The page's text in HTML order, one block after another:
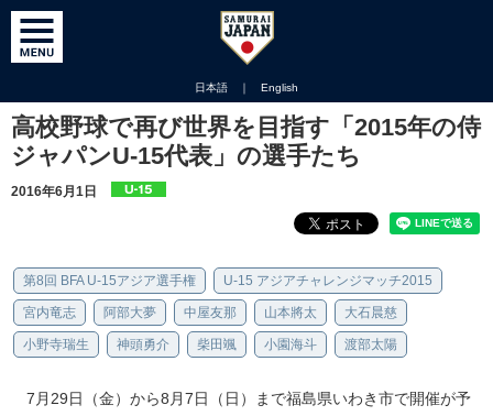
日本語 ｜ English
高校野球で再び世界を目指す「2015年の侍
ジャパンU-15代表」の選手たち
2016年6月1日
第8回 BFA U-15アジア選手権 U-15 アジアチャレンジマッチ2015
宮内竜志 阿部大夢 中屋友那 山本將太 大石晨慈
小野寺瑞生 神頭勇介 柴田颯 小園海斗 渡部太陽
7月29日（金）から8月7日（日）まで福島県いわき市で開催が予